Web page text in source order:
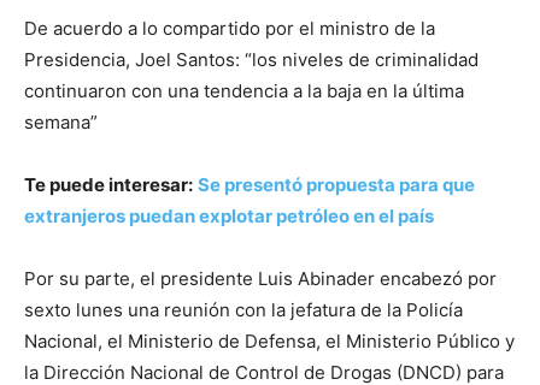
De acuerdo a lo compartido por el ministro de la
Presidencia, Joel Santos: “los niveles de criminalidad
continuaron con una tendencia a la baja en la última
semana”
Te puede interesar: Se presentó propuesta para que
extranjeros puedan explotar petróleo en el país
Por su parte, el presidente Luis Abinader encabezó por
sexto lunes una reunión con la jefatura de la Policía
Nacional, el Ministerio de Defensa, el Ministerio Público y
la Dirección Nacional de Control de Drogas (DNCD) para